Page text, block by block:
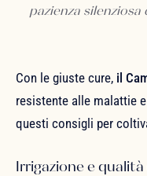
pazienza
Con le giuste cure, il
resistente alle malattie
questi consigli per
Irrigazione e